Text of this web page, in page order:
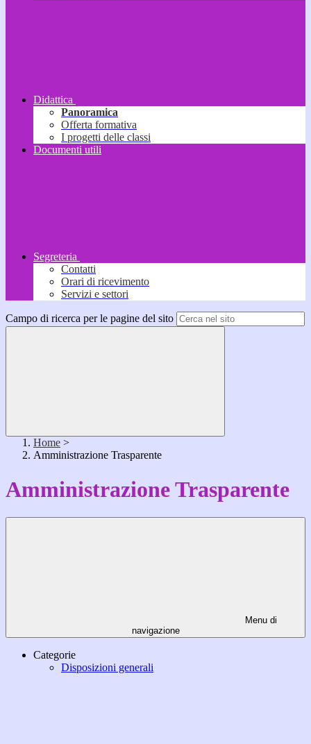
Didattica
Panoramica
Offerta formativa
I progetti delle classi
Documenti utili
Segreteria
Contatti
Orari di ricevimento
Servizi e settori
Campo di ricerca per le pagine del sito
Home >
Amministrazione Trasparente
Amministrazione Trasparente
Menu di
navigazione
Categorie
Disposizioni generali